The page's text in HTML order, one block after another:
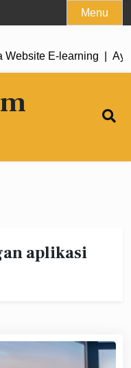
Menu
E‑learning | Ayo
aplikasi